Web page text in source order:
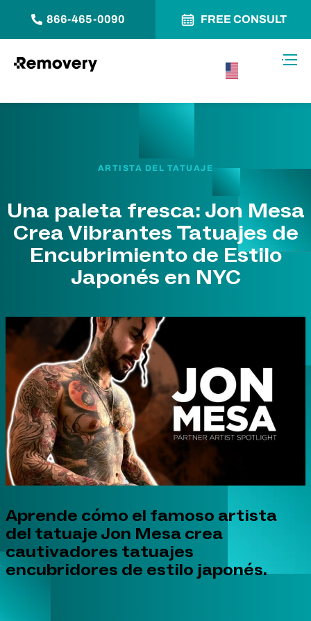
866-465-0090 FREE CONSULT
ARTISTA DEL TATUAJE
Una paleta fresca: Jon Mesa
Crea Vibrantes Tatuajes de
Encubrimiento de Estilo
Japonés en NYC
Aprende cómo el famoso artista
del tatuaje Jon Mesa crea
cautivadores tatuajes
encubridores de estilo japonés.